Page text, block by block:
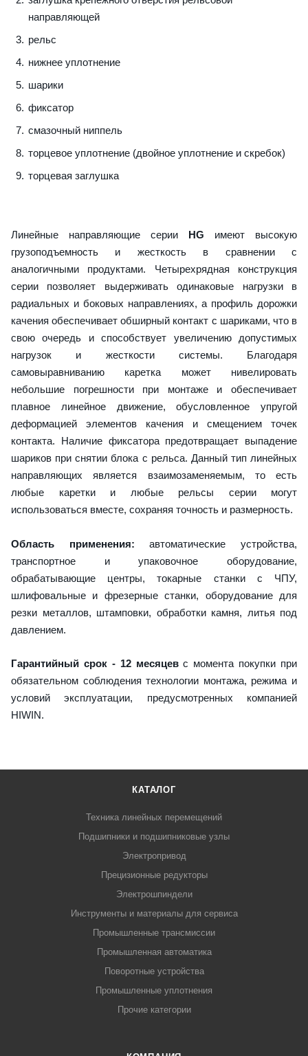
направляющей
рельс
нижнее уплотнение
шарики
фиксатор
смазочный ниппель
торцевое уплотнение (двойное уплотнение и скребок)
торцевая заглушка
Линейные направляющие серии HG имеют высокую
грузоподъемность и жесткость в сравнении с
аналогичными продуктами. Четырехрядная конструкция
серии позволяет выдерживать одинаковые нагрузки в
радиальных и боковых направлениях, а профиль дорожки
качения обеспечивает обширный контакт с шариками, что в
свою очередь и способствует увеличению допустимых
нагрузок и жесткости системы. Благодаря
самовыравниванию каретка может нивелировать
небольшие погрешности при монтаже и обеспечивает
плавное линейное движение, обусловленное упругой
деформацией элементов качения и смещением точек
контакта. Наличие фиксатора предотвращает выпадение
шариков при снятии блока с рельса. Данный тип линейных
направляющих является взаимозаменяемым, то есть
любые каретки и любые рельсы серии могут
использоваться вместе, сохраняя точность и размерность.
Область применения: автоматические устройства,
транспортное и упаковочное оборудование,
обрабатывающие центры, токарные станки с ЧПУ,
шлифовальные и фрезерные станки, оборудование для
резки металлов, штамповки, обработки камня, литья под
давлением.
Гарантийный срок - 12 месяцевс момента покупки при
обязательном соблюдения технологии монтажа, режима и
условий эксплуатации, предусмотренных компанией
HIWIN.
КАТАЛОГ
Техника линейных перемещений
Подшипники и подшипниковые узлы
Электропривод
Прецизионные редукторы
Электрошпиндели
Инструменты и материалы для сервиса
Промышленные трансмиссии
Промышленная автоматика
Поворотные устройства
Промышленные уплотнения
Прочие категории